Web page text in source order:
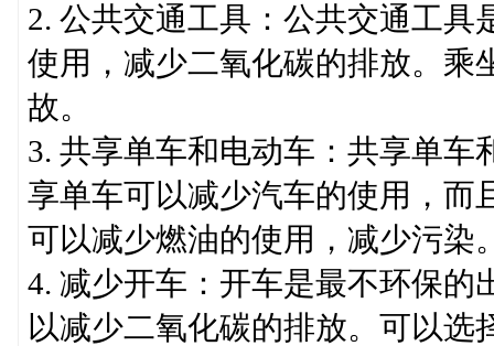
2. 公共交通工具：公共交通工
使用，减少二氧化碳的排放。乘
故。
3. 共享单车和电动车：共享单
享单车可以减少汽车的使用，而
可以减少燃油的使用，减少污染
4. 减少开车：开车是最不环保
以减少二氧化碳的排放。可以